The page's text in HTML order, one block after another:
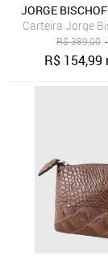
JORGE
Carteira Jorge
R$389,00
R$ 154,99